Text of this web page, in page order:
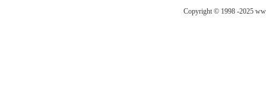
Copyright © 1998 -2025